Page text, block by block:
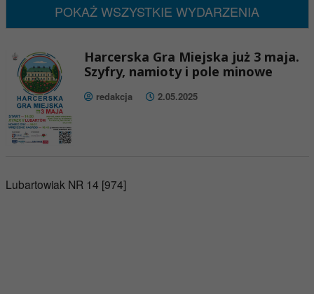
POKAŻ WSZYSTKIE WYDARZENIA
Harcerska Gra Miejska już 3 maja.
Szyfry, namioty i pole minowe
redakcja 2.05.2025
Lubartowiak NR 14 [974]